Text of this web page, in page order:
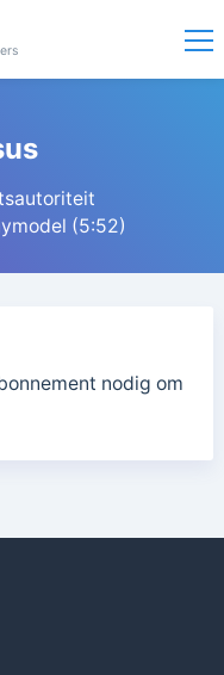
(5:52)
nodig om